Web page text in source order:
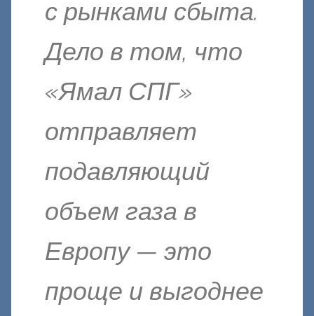
с рынками сбыта.
Дело в том, что
«Ямал СПГ»
отправляет
подавляющий
объем газа в
Европу — это
проще и выгоднее